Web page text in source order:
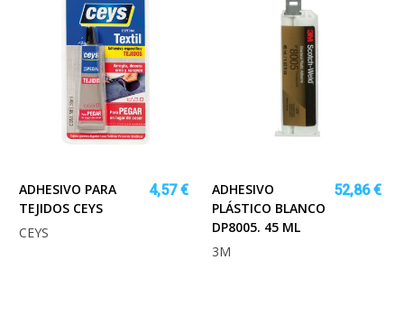
ADHESIVO PARA
TEJIDOS CEYS
4,57 €
CEYS
ADHESIVO
PLÁSTICO BLANCO
DP8005. 45 ML
52,86 €
3M